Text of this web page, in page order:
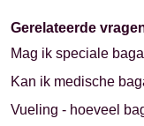
Gerelateerde
Mag ik speciale
Kan ik medische
Vueling - hoeveel